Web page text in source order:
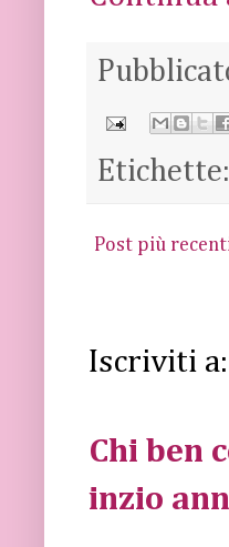
Post più
Iscriviti a:
Chi ben
inzio